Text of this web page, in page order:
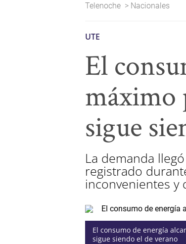
Telenoche > Nacionales
UTE
El
máximo
sigue
La demanda
registrado
inconvenientes
El consumo de energía
sigue siendo el de verano